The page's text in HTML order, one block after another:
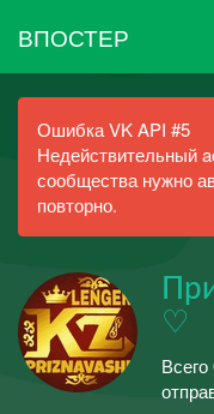
ВПОСТЕР
Ошибка VK API #5
Недействительный
сообщества нужно
повторно.
♡